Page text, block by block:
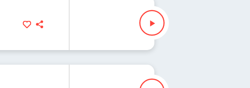
Bobienko